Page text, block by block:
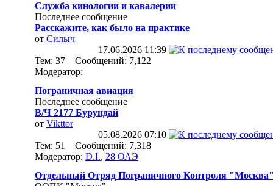
Служба кинологии и кавалерии
Последнее сообщение
Расскажите, как было на практике
от Силыч
17.06.2026 11:39
Тем: 37 Сообщений: 7,122
Модератор:
Пограничная авиация
Последнее сообщение
В/Ч 2177 Бурундай
от Vikttor
05.08.2026 07:10
Тем: 51 Сообщений: 7,318
Модератор: D.I., 28 ОАЭ
Отдельный Отряд Пограничного Контроля